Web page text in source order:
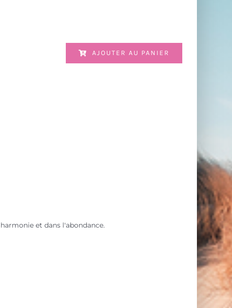
AJOUTER AU PANIER
et dans l'abondance.